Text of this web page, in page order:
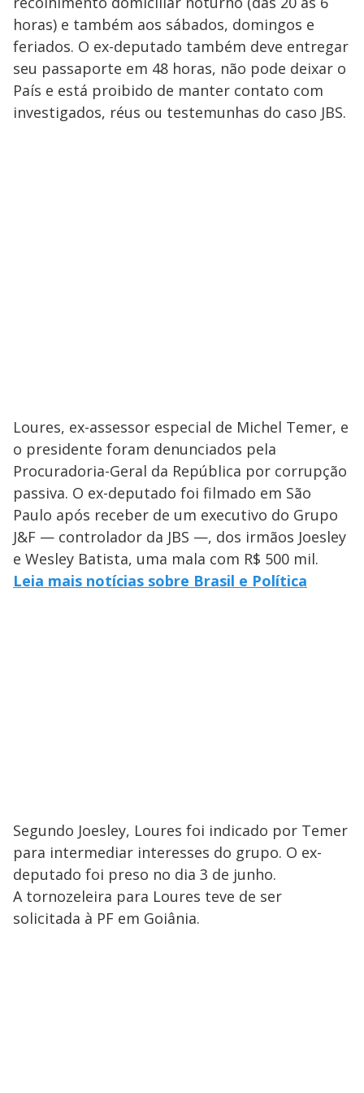
horas) e também aos sábados, domingos e
feriados. O ex-deputado também deve entregar
seu passaporte em 48 horas, não pode deixar o
País e está proibido de manter contato com
investigados, réus ou testemunhas do caso JBS.
Loures, ex-assessor especial de Michel Temer, e
o presidente foram denunciados pela
Procuradoria-Geral da República por corrupção
passiva. O ex-deputado foi filmado em São
Paulo após receber de um executivo do Grupo
J&F — controlador da JBS —, dos irmãos Joesley
e Wesley Batista, uma mala com R$ 500 mil.
Leia mais notícias sobre Brasil e Política
Segundo Joesley, Loures foi indicado por Temer
para intermediar interesses do grupo. O ex-
deputado foi preso no dia 3 de junho.
A tornozeleira para Loures teve de ser
solicitada à PF em Goiânia.